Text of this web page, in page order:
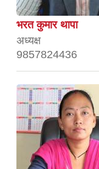
भरत कुमार थापा
अध्यक्ष
9857824436